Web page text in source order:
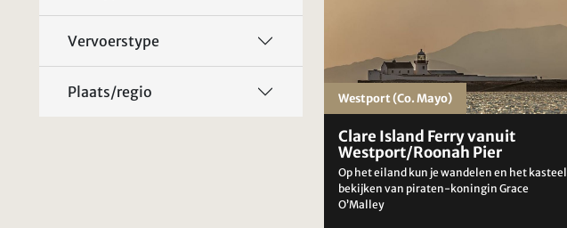
Vervoerstype
Plaats/regio
Clare Island Ferry vanuit
Westport/Roonah Pier
Op het eiland kun je wandelen en het kasteel
bekijken van piraten-koningin Grace
O’Malley
Westport (Co. Mayo)